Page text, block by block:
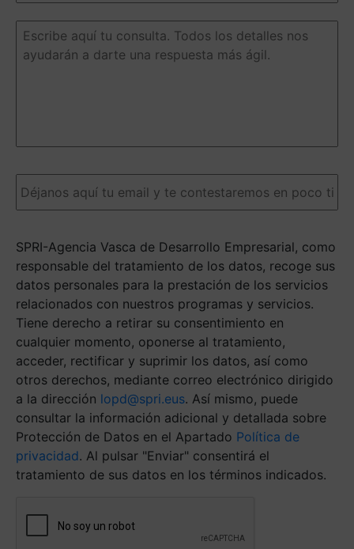
la
iniciativa
Escribe
aquí
tu
darte
una
ágil.
(Obligatorio)
Email (Obligatorio)
SPRI-Agencia Vasca de Desarrollo Empresarial, como
responsable del tratamiento de los datos, recoge sus
datos personales para la prestación de los servicios
relacionados con nuestros programas y servicios.
Tiene derecho a retirar su consentimiento en
cualquier momento, oponerse al tratamiento,
acceder, rectificar y suprimir los datos, así como
otros derechos, mediante correo electrónico dirigido
a la dirección lopd@spri.eus. Así mismo, puede
consultar la información adicional y detallada sobre
Protección de Datos en el Apartado Política de
privacidad. Al pulsar "Enviar" consentirá el
tratamiento de sus datos en los términos indicados.